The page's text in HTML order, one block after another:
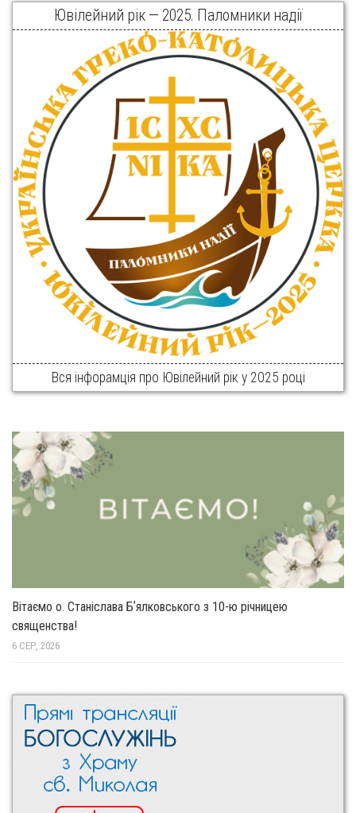
Ювілейний рік — 2025. Паломники надії
Вся інфорамція про Ювілейний рік у 2025 році
Вітаємо о. Станіслава Бʼялковського з 10-ю річницею
священства!
6 СЕР, 2026